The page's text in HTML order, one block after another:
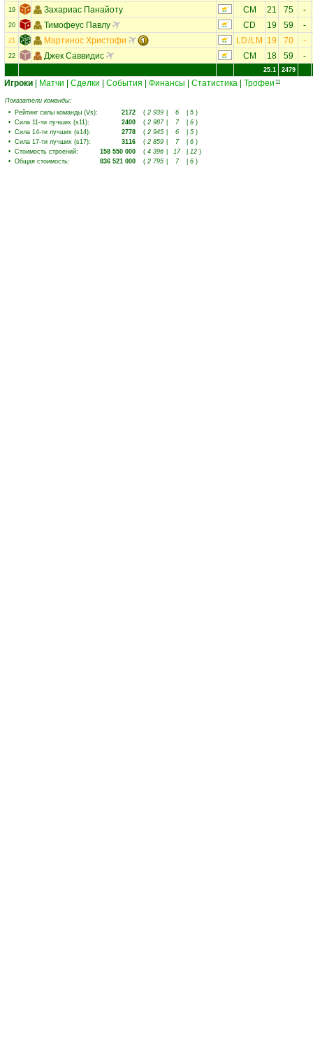
19 Захариас Панайоту CM 21 75 -
20 Тимофеус Павлу CD 19 59 -
21 Мартинос Христофи LD/ LM 19 70 -
22 Джек Саввидис CM 18 59 -
25.1 2479
Игроки Матчи Сделки События Финансы Статистика Трофеи 11
Показатели команды:
• Рейтинг силы команды (Vs): 2172 ( 2 939 6 5 )
• Сила 11-ти лучших (s11): 2400 ( 2 987 7 6 )
• Сила 14-ти лучших (s14): 2778 ( 2 945 6 5 )
• Сила 17-ти лучших (s17): 3116 ( 2 859 7 6 )
• Стоимость строений: 158 550 000 ( 4 396 17 12 )
• Общая стоимость: 836 521 000 ( 2 795 7 6 )